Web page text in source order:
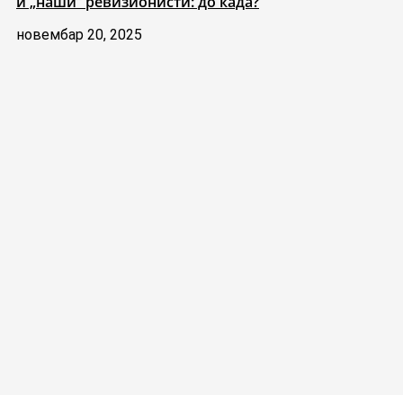
новембар 20, 2025